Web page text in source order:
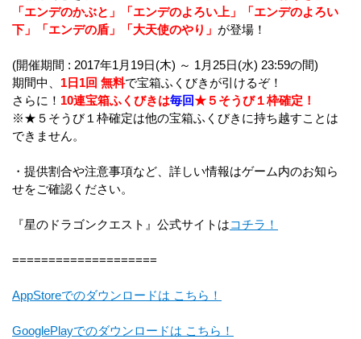
「エンデのかぶと」「エンデのよろい上」「エンデのよろい
下」「エンデの盾」「大天使のやり」 が登場！
(開催期間 : 2017年1月19日(木) ～ 1月25日(水) 23:59の間)
期間中、 1日1回 無料で宝箱ふくびきが引けるぞ！
さらに！ 10連宝箱ふくびきは毎回★５そうび１枠確定！
※★５そうび１枠確定は他の宝箱ふくびきに持ち越すことは
できません。
・提供割合や注意事項など、詳しい情報はゲーム内のお知ら
せをご確認ください。
『星のドラゴンクエスト』公式サイトはコチラ！
====================
AppStoreでのダウンロードは こちら！
GooglePlayでのダウンロードは こちら！